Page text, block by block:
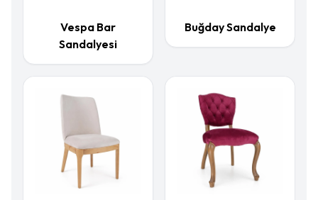
Vespa Bar
Sandalyesi
Buğday Sandalye